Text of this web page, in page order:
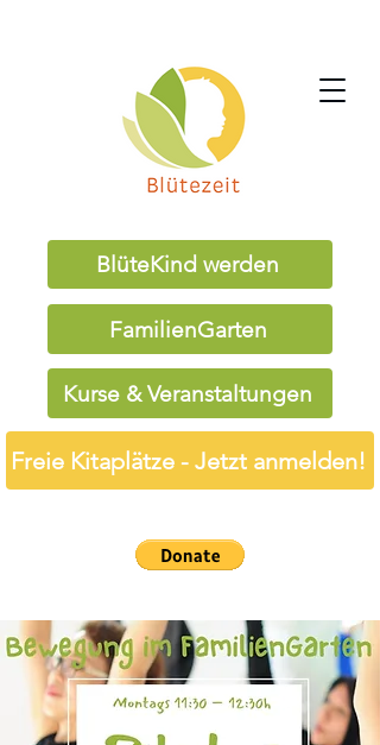
BlüteKind werden
FamilienGarten
Kurse & Veranstaltungen
Freie Kitaplätze - Jetzt anmelden!